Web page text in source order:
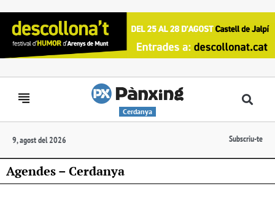
Cerdanya
9, agost del 2026 Subscriu-te
Agendes – Cerdanya